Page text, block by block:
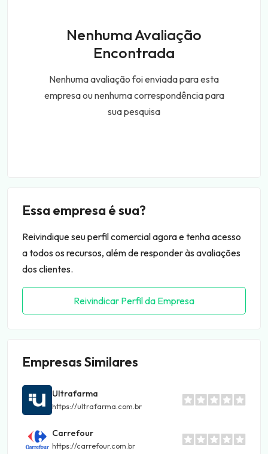
Nenhuma Avaliação
Encontrada
Nenhuma avaliação foi enviada para esta
empresa ou nenhuma correspondência para
sua pesquisa
Essa empresa é sua?
Reivindique seu perfil comercial agora e tenha acesso
a todos os recursos, além de responder às avaliações
dos clientes.
Reivindicar Perfil da Empresa
Empresas Similares
Ultrafarma
https://ultrafarma.com.br
Carrefour
https://carrefour.com.br